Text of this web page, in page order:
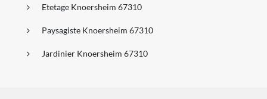
Etetage Knoersheim 67310
Paysagiste Knoersheim 67310
Jardinier Knoersheim 67310